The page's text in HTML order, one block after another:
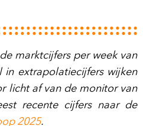
marktcijfers per week van
in extrapolatiecijfers wijken
licht af van de monitor van
recente cijfers naar de
2025.